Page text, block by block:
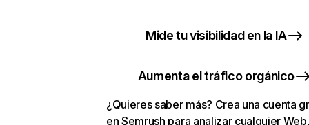
Mide tu visibilidad en la IA
Aumenta el tráfico orgánico
¿Quieres saber más? Crea una cuenta
en Semrush para analizar cualquier